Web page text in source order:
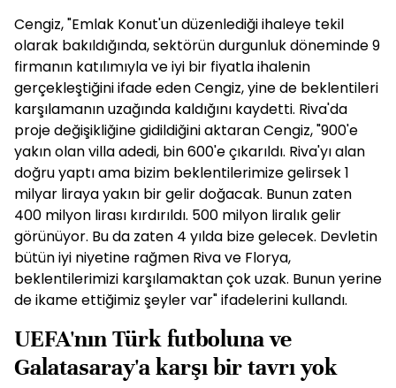
Cengiz, "Emlak Konut'un düzenlediği ihaleye tekil
olarak bakıldığında, sektörün durgunluk döneminde 9
firmanın katılımıyla ve iyi bir fiyatla ihalenin
gerçekleştiğini ifade eden Cengiz, yine de beklentileri
karşılamanın uzağında kaldığını kaydetti. Riva'da
proje değişikliğine gidildiğini aktaran Cengiz, "900'e
yakın olan villa adedi, bin 600'e çıkarıldı. Riva'yı alan
doğru yaptı ama bizim beklentilerimize gelirsek 1
milyar liraya yakın bir gelir doğacak. Bunun zaten
400 milyon lirası kırdırıldı. 500 milyon liralık gelir
görünüyor. Bu da zaten 4 yılda bize gelecek. Devletin
bütün iyi niyetine rağmen Riva ve Florya,
beklentilerimizi karşılamaktan çok uzak. Bunun yerine
de ikame ettiğimiz şeyler var" ifadelerini kullandı.
UEFA'nın Türk futboluna ve
Galatasaray'a karşı bir tavrı yok